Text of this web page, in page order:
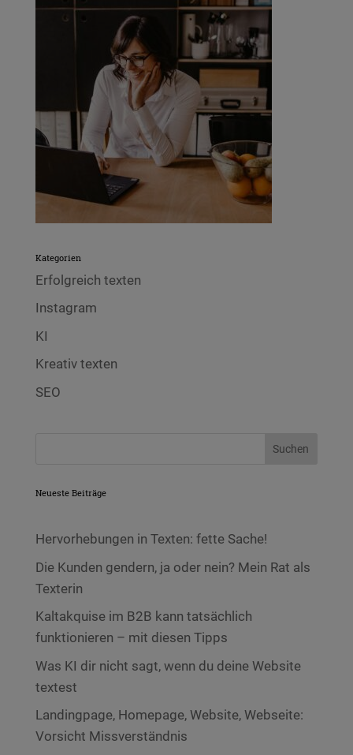
Kategorien
Erfolgreich texten
Instagram
KI
Kreativ texten
SEO
Neueste Beiträge
Hervorhebungen in Texten: fette Sache!
Die Kunden gendern, ja oder nein? Mein Rat als
Texterin
Kaltakquise im B2B kann tatsächlich
funktionieren – mit diesen Tipps
Was KI dir nicht sagt, wenn du deine Website
textest
Landingpage, Homepage, Website, Webseite:
Vorsicht Missverständnis